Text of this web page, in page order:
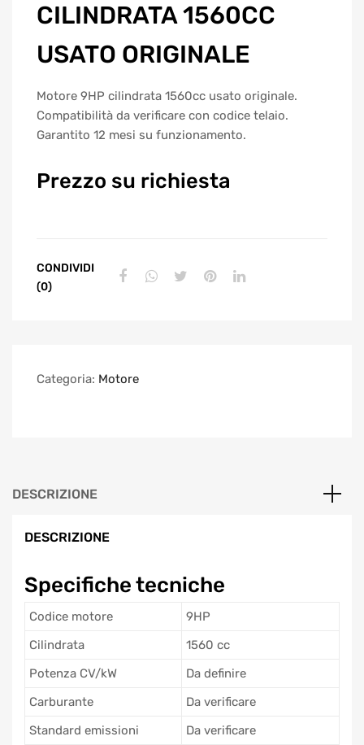
CILINDRATA 1560CC
USATO ORIGINALE
Motore 9HP cilindrata 1560cc usato originale.
Compatibilità da verificare con codice telaio.
Garantito 12 mesi su funzionamento.
Prezzo su richiesta
CONDIVIDI
(0)
Categoria: Motore
DESCRIZIONE
DESCRIZIONE
Specifiche tecniche
Codice motore
9HP
Cilindrata
1560 cc
Potenza CV/kW
Da definire
Carburante
Da verificare
Standard emissioni
Da verificare